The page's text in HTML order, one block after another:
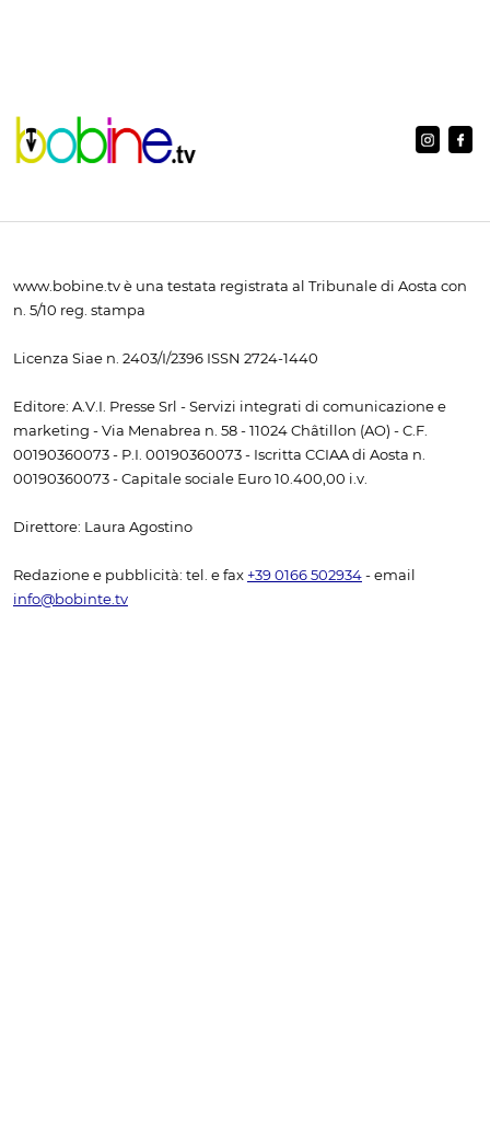
www.bobine.tv è una testata registrata al Tribunale di Aosta con
n. 5/10 reg. stampa
Licenza Siae n. 2403/I/2396 ISSN 2724-1440
Editore: A.V.I. Presse Srl - Servizi integrati di comunicazione e
marketing - Via Menabrea n. 58 - 11024 Châtillon (AO) - C.F.
00190360073 - P.I. 00190360073 - Iscritta CCIAA di Aosta n.
00190360073 - Capitale sociale Euro 10.400,00 i.v.
Direttore: Laura Agostino
Redazione e pubblicità: tel. e fax +39 0166 502934 - email
info@bobinte.tv